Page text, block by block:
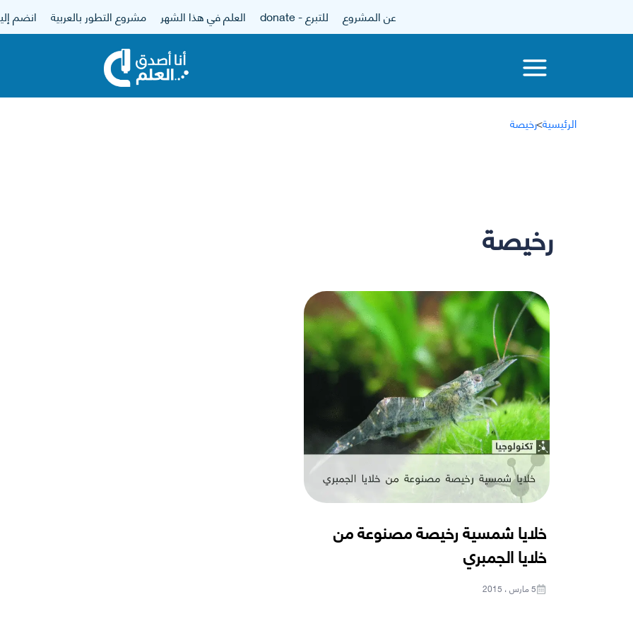
عن المشروع للتبرع - donate العلم في هذا الشهر مشروع التطور بالعربية انضم
الرئيسية>رخيصة
رخيصة
خلايا شمسية رخيصة مصنوعة من
خلايا الجمبري
5 مارس ، 2015